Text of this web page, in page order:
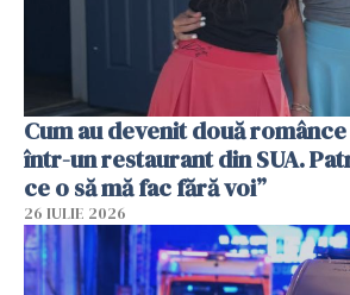
Cum au devenit două
într-un restaurant din SUA.
ce o să mă fac fără voi”
26 IULIE 2026